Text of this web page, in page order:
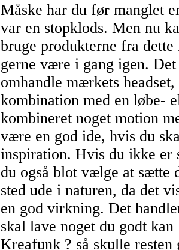
Måske har du før manglet
var en stopklods. Men nu
bruge produkterne fra
gerne være i gang igen.
omhandle mærkets
kombination med en løbe-
kombineret noget motion
være en god ide, hvis du
inspiration. Hvis du ikke er
du også blot vælge at sætte
sted ude i naturen, da det
en god virkning. Det
skal lave noget du godt
Kreafunk ? så skulle